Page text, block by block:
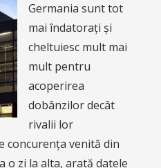
PwC.
August 8, 2026 - 2:24
Familiile care
cer măsuri
Membrii familiilor